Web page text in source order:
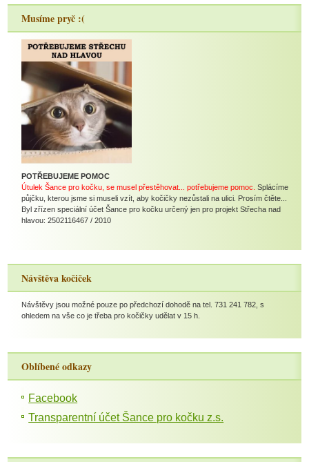
Musíme pryč :(
POTŘEBUJEME POMOC
Útulek Šance pro kočku, se musel přestěhovat... potřebujeme pomoc. Splácíme
půjčku, kterou jsme si museli vzít, aby kočičky nezůstali na ulici. Prosím čtěte...
Byl zřízen speciální účet Šance pro kočku určený jen pro projekt Střecha nad
hlavou: 2502116467 / 2010
Návštěva kočiček
Návštěvy jsou možné pouze po předchozí dohodě na tel. 731 241 782, s
ohledem na vše co je třeba pro kočičky udělat v 15 h.
Oblíbené odkazy
Facebook
Transparentní účet Šance pro kočku z.s.